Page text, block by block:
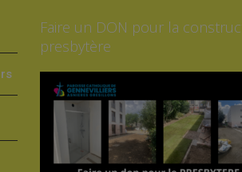
Faire un DON pour la
presbytère